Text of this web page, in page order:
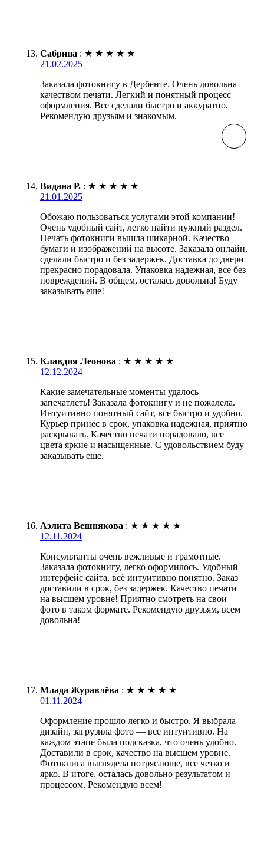
Сабрина : ★ ★ ★ ★ ★
21.02.2025
Заказала фотокнигу в Дербенте. Очень довольна
качеством печати. Легкий и понятный процесс
оформления. Все сделали быстро и аккуратно.
Рекомендую друзьям и знакомым.
Видана Р. : ★ ★ ★ ★ ★
21.01.2025
Обожаю пользоваться услугами этой компании!
Очень удобный сайт, легко найти нужный раздел.
Печать фотокниги вышла шикарной. Качество
бумаги и изображений на высоте. Заказала онлайн,
сделали быстро и без задержек. Доставка до двери
прекрасно порадовала. Упаковка надежная, все без
повреждений. В общем, осталась довольна! Буду
заказывать еще!
Клавдия Леонова : ★ ★ ★ ★ ★
12.12.2024
Какие замечательные моменты удалось
запечатлеть! Заказала фотокнигу и не пожалела.
Интуитивно понятный сайт, все быстро и удобно.
Курьер принес в срок, упаковка надежная, приятно
раскрывать. Качество печати порадовало, все
цвета яркие и насыщенные. С удовольствием буду
заказывать еще.
Аэлита Вешнякова : ★ ★ ★ ★ ★
12.11.2024
Консультанты очень вежливые и грамотные.
Заказала фотокнигу, легко оформилось. Удобный
интерфейс сайта, всё интуитивно понятно. Заказ
доставили в срок, без задержек. Качество печати
на высшем уровне! Приятно смотреть на свои
фото в таком формате. Рекомендую друзьям, всем
довольна!
Млада Журавлёва : ★ ★ ★ ★ ★
01.11.2024
Оформление прошло легко и быстро. Я выбрала
дизайн, загрузила фото — все интуитивно. На
каждом этапе была подсказка, что очень удобно.
Доставили в срок, качество на высшем уровне.
Фотокнига выглядела потрясающе, все четко и
ярко. В итоге, осталась довольно результатом и
процессом. Рекомендую всем!